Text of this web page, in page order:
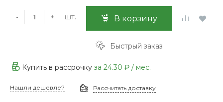
- + шт. В корзину
Быстрый заказ
Купить в рассрочку за 24.30 ₽ / мес.
Нашли дешевле? Рассчитать доставку